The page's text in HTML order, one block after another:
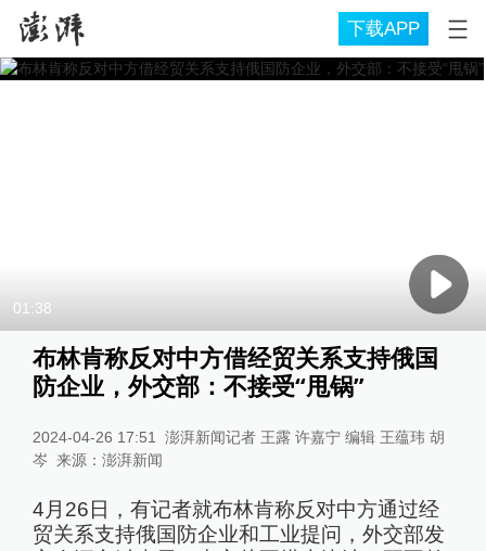
下载APP
01:38
布林肯称反对中方借经贸关系支持俄国
防企业，外交部：不接受“甩锅”
2024-04-26 17:51
澎湃新闻记者 王露 许嘉宁 编辑 王蕴玮 胡
岑 来源： 澎湃新闻
4月26日，有记者就布林肯称反对中方通过经
贸关系支持俄国防企业和工业提问，外交部发